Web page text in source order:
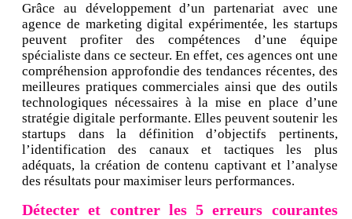
Grâce au développement d’un partenariat avec une
agence de marketing digital expérimentée, les startups
peuvent profiter des compétences d’une équipe
spécialiste dans ce secteur. En effet, ces agences ont une
compréhension approfondie des tendances récentes, des
meilleures pratiques commerciales ainsi que des outils
technologiques nécessaires à la mise en place d’une
stratégie digitale performante. Elles peuvent soutenir les
startups dans la définition d’objectifs pertinents,
l’identification des canaux et tactiques les plus
adéquats, la création de contenu captivant et l’analyse
des résultats pour maximiser leurs performances.
Détecter et contrer les 5 erreurs courantes